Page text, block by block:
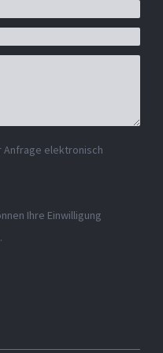
Anfrage elektronisch
Ihre Einwilligung